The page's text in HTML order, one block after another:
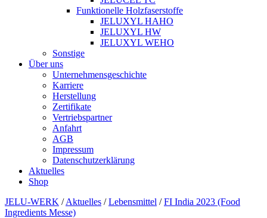
Funktionelle Holzfaserstoffe
JELUXYL HAHO
JELUXYL HW
JELUXYL WEHO
Sonstige
Über uns
Unternehmensgeschichte
Karriere
Herstellung
Zertifikate
Vertriebspartner
Anfahrt
AGB
Impressum
Datenschutzerklärung
Aktuelles
Shop
JELU-WERK /Aktuelles /Lebensmittel /FI India 2023 (Food
Ingredients Messe)